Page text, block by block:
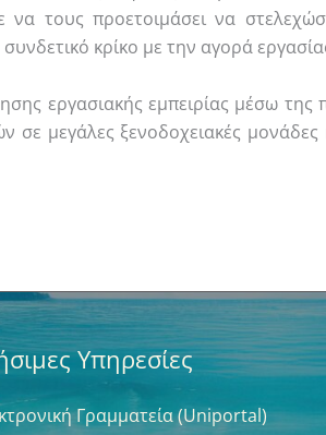
τους προετοιμάσει να
κρίκο με την αγορά
εργασιακής εμπειρίας μέσω της
ξενοδοχειακές μονάδες ή
Υπηρεσίες
Γραμματεία (Uniportal)